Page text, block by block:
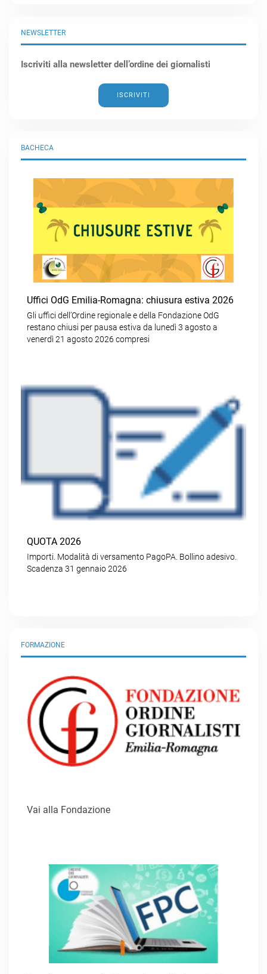
BACHECA
Uffici OdG Emilia-Romagna: chiusura estiva 2026
Gli uffici dell’Ordine regionale e della Fondazione OdG
restano chiusi per pausa estiva da lunedì 3 agosto a
venerdì 21 agosto 2026 compresi
QUOTA 2026
Importi. Modalità di versamento PagoPA. Bollino adesivo.
Scadenza 31 gennaio 2026
NEWSLETTER
Iscriviti alla newsletter dell’ordine dei giornalisti
ISCRIVITI
FORMAZIONE
Vai alla Fondazione